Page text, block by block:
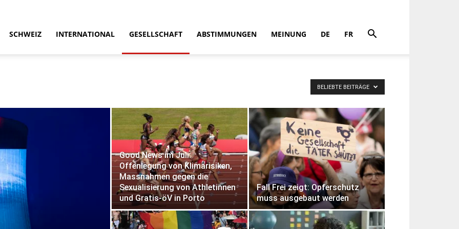
SCHWEIZ INTERNATIONAL GESELLSCHAFT ABSTIMMUNGEN MEINUNG DE FR
BELIEBTE BEITRÄGE
Good News im Juli:
Offenlegung von Klimarisiken,
Massnahmen gegen die
Sexualisierung von Athletinnen
und Gratis-öV in Porto
Fall Frei zeigt: Opferschutz
muss ausgebaut werden